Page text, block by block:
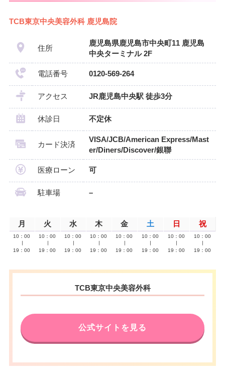
TCB東京中央美容外科 鹿児島院
住所
鹿児島県鹿児島市中央町11 鹿児島
中央ターミナル 2F
電話番号 0120-569-264
アクセス JR鹿児島中央駅 徒歩3分
休診日 不定休
カード決済
VISA/JCB/American Express/Mast
er/Diners/Discover/銀聯
医療ローン 可
駐車場 –
月 火 水 木 金 土 日 祝
10：00
19：00
10：00
19：00
10：00
19：00
10：00
19：00
10：00
19：00
10：00
19：00
10：00
19：00
10：00
19：00
TCB東京中央美容外科
公式サイトを見る